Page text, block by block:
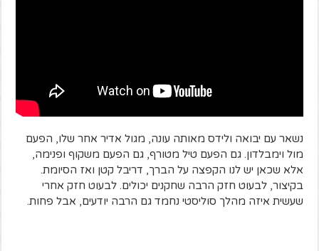
נשאר עם יבואה ולידס מאותה עונה, מגול אדיר אחר שלו, הפעם
מול וימבלדון. גם הפעם טיל מטורף, גם הפעם משקוף ופנימה,
אלא שכאן יש לנו הקפצה על הברך, דריבל קטן ואז הסיומת.
בקיצור, לבעוט חזק הרבה שחקנים יכולים. לבעוט חזק אחרי
שעשית איזה מהלך סוליסטי נחמד גם הרבה יודעים, אבל פחות.